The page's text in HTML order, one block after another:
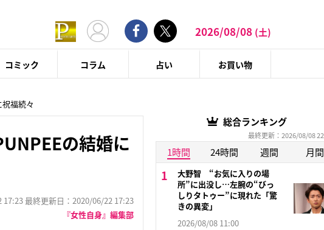
2026/08/08 (土)
コミック コラム 占い お買い物
福続々
の結婚に
最終更新日：2020/06/22 17:23
『女性自身』編集部
総合ランキング
最終更新：2026/08/08
1時間 24時間 週間 月間
大野智 “お気に入りの場
所”に出没し…左腕の“びっ
しりタトゥー”に現れた「驚
きの異変」
2026/08/08 11:00